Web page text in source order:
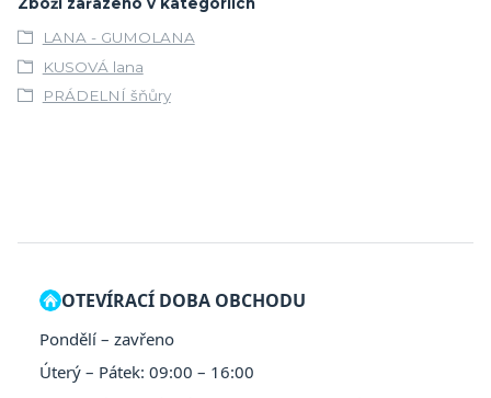
Zboží zařazeno v kategoriích
LANA - GUMOLANA
KUSOVÁ lana
PRÁDELNÍ šňůry
OTEVÍRACÍ DOBA OBCHODU
Pondělí – zavřeno
Úterý – Pátek: 09:00 – 16:00